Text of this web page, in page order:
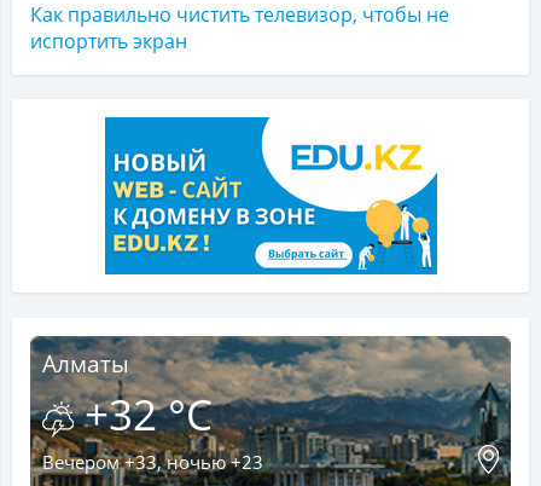
Как правильно чистить телевизор, чтобы не
испортить экран
Алматы
+32 °C
Вечером +33, ночью +23